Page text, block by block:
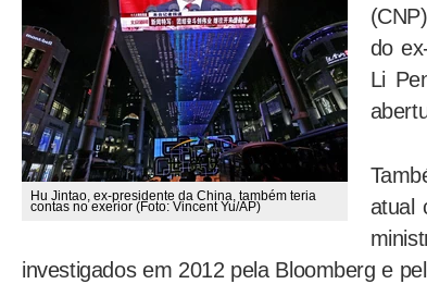
Hu Jintao, ex-presidente da China, também teria
contas no exerior (Foto: Vincent Yu/AP)
do
Li
atual
investigados em 2012 pela Bloomberg e